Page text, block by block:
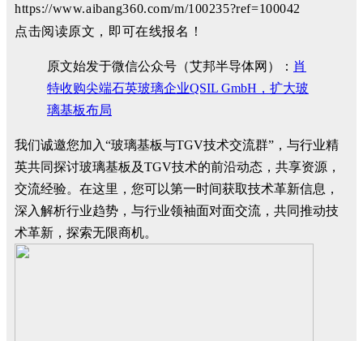
https://www.aibang360.com/m/100235?ref=100042
点击阅读原文，即可在线报名！
原文始发于微信公众号（艾邦半导体网）： 肖
特收购尖端石英玻璃企业QSIL GmbH，扩大玻
璃基板布局
我们诚邀您加入“玻璃基板与TGV技术交流群”，与行业精
英共同探讨玻璃基板及TGV技术的前沿动态，共享资源，
交流经验。在这里，您可以第一时间获取技术革新信息，
深入解析行业趋势，与行业领袖面对面交流，共同推动技
术革新，探索无限商机。